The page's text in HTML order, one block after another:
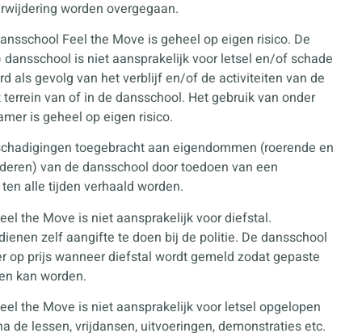
worden overgegaan.
Feel the Move is geheel op eigen risico. De
is niet aansprakelijk voor letsel en/of schade
als gevolg van het verblijf en/of de activiteiten van de
van of in de dansschool. Het gebruik van onder
is geheel op eigen risico.
toegebracht aan eigendommen (roerende en
van de dansschool door toedoen van een
alle tijden verhaald worden.
the Move is niet aansprakelijk voor diefstal.
zelf aangifte te doen bij de politie. De dansschool
op prijs wanneer diefstal wordt gemeld zodat gepaste
kan worden.
the Move is niet aansprakelijk voor letsel opgelopen
de lessen, vrijdansen, uitvoeringen, demonstraties etc.